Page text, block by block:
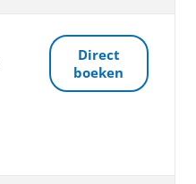
Direct
boeken